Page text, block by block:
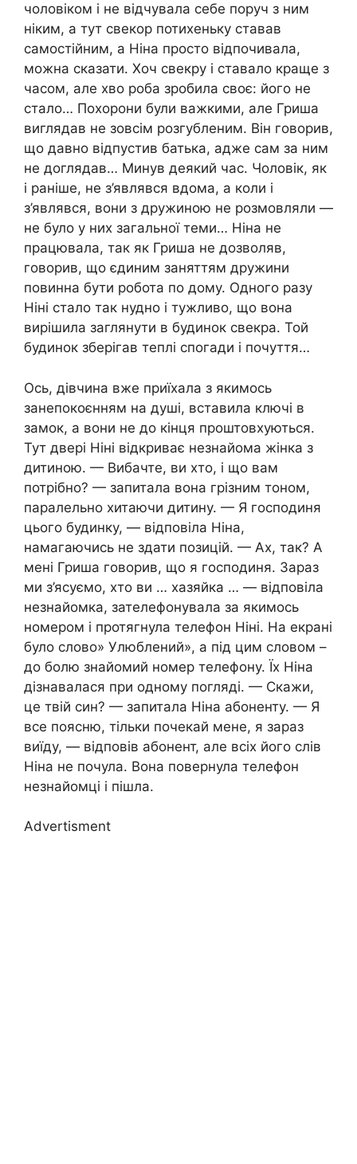
чоловіком і не відчувала себе поруч з ним
ніким, а тут свекор потихеньку ставав
самостійним, а Ніна просто відпочивала,
можна сказати. Хоч свекру і ставало краще з
часом, але хво роба зробила своє: його не
стало… Похорони були важкими, але Гриша
виглядав не зовсім розгубленим. Він говорив,
що давно відпустив батька, адже сам за ним
не доглядав… Минув деякий час. Чоловік, як
і раніше, не з’являвся вдома, а коли і
з’являвся, вони з дружиною не розмовляли —
не було у них загальної теми… Ніна не
працювала, так як Гриша не дозволяв,
говорив, що єдиним заняттям дружини
повинна бути робота по дому. Одного разу
Ніні стало так нудно і тужливо, що вона
вирішила заглянути в будинок свекра. Той
будинок зберігав теплі спогади і почуття…
Ось, дівчина вже приїхала з якимось
занепокоєнням на душі, вставила ключі в
замок, а вони не до кінця проштовхуються.
Тут двері Ніні відкриває незнайома жінка з
дитиною. — Вибачте, ви хто, і що вам
потрібно? — запитала вона грізним тоном,
паралельно хитаючи дитину. — Я господиня
цього будинку, — відповіла Ніна,
намагаючись не здати позицій. — Ах, так? А
мені Гриша говорив, що я господиня. Зараз
ми з’ясуємо, хто ви … хазяйка … — відповіла
незнайомка, зателефонувала за якимось
номером і протягнула телефон Ніні. На екрані
було слово» Улюблений», а під цим словом –
до болю знайомий номер телефону. Їх Ніна
дізнавалася при одному погляді. — Скажи,
це твій син? — запитала Ніна абоненту. — Я
все поясню, тільки почекай мене, я зараз
виїду, — відповів абонент, але всіх його слів
Ніна не почула. Вона повернула телефон
незнайомці і пішла.
Advertisment